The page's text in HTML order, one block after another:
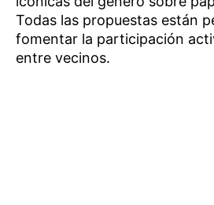
Todas las propuestas están
fomentar la participación
entre vecinos.